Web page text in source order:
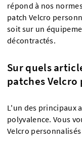
répond à nos
patch Velcro
soit sur un
décontractés.
Sur quels
patches Velcro
L'un des principaux
polyvalence. Vous
Velcro